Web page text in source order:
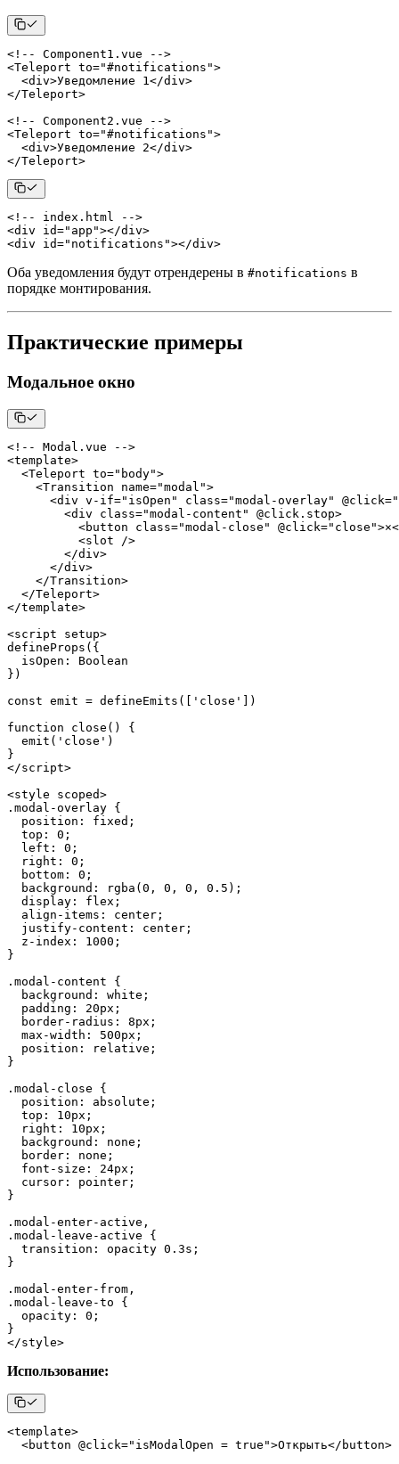
< ! -- Component1 . vue -->
<Teleport to="#notifications">
<div>Уведомление 1 </div>
</Teleport>
< ! -- Component2 . vue -->
<Teleport to="#notifications">
<div>Уведомление 2</div>
</Teleport>
<!-- index.html -->
<div id=" app "></div>
<div id=" notifications "></div>
Оба уведомления будут отрендерены в #notifications в
порядке монтирования.
Практические примеры
Модальное окно
< ! -- Modal . vue -->
<template>
<Teleport to="body">
<Transition name="modal">
<div v - if="isOpen" class="modal-overlay" @click=
<div class="modal-content" @click . stop>
<button class="modal-close" @click="close">×<
<slot />
</div>
</div>
</Transition>
</Teleport>
</template>
<script setup>
defineProps ( {
isOpen :
Boolean
} )
const emit = defineEmits ( 'close'
)
function
close ( )
{
emit ( 'close' )
}
</script>
<style scoped>
. modal -overlay {
position : fixed ;
top : 0 ;
left : 0 ;
right : 0 ;
bottom : 0 ;
background : rgba ( 0 , 0 , 0 , 0.5 ) ;
display : flex ;
  align
- items : center ;
  justify
- content : center ;
  z
- index : 1000 ;
}
. modal - content {
background : white ;
padding : 20px ;
  border
- radius : 8px ;
  max
-width : 500px ;
position : relative ;
}
. modal - close {
position : absolute ;
top : 10px ;
right : 10px ;
background : none ;
border : none ;
  font
- size : 24px ;
cursor : pointer ;
}
. modal -enter- active ,
. modal - leave - active {
transition : opacity 0 . 3s ;
}
. modal -enter- from ,
. modal - leave -to {
opacity : 0 ;
}
</style>
Использование:
<template>
<button @click="isModalOpen = true">Открыть</ button>